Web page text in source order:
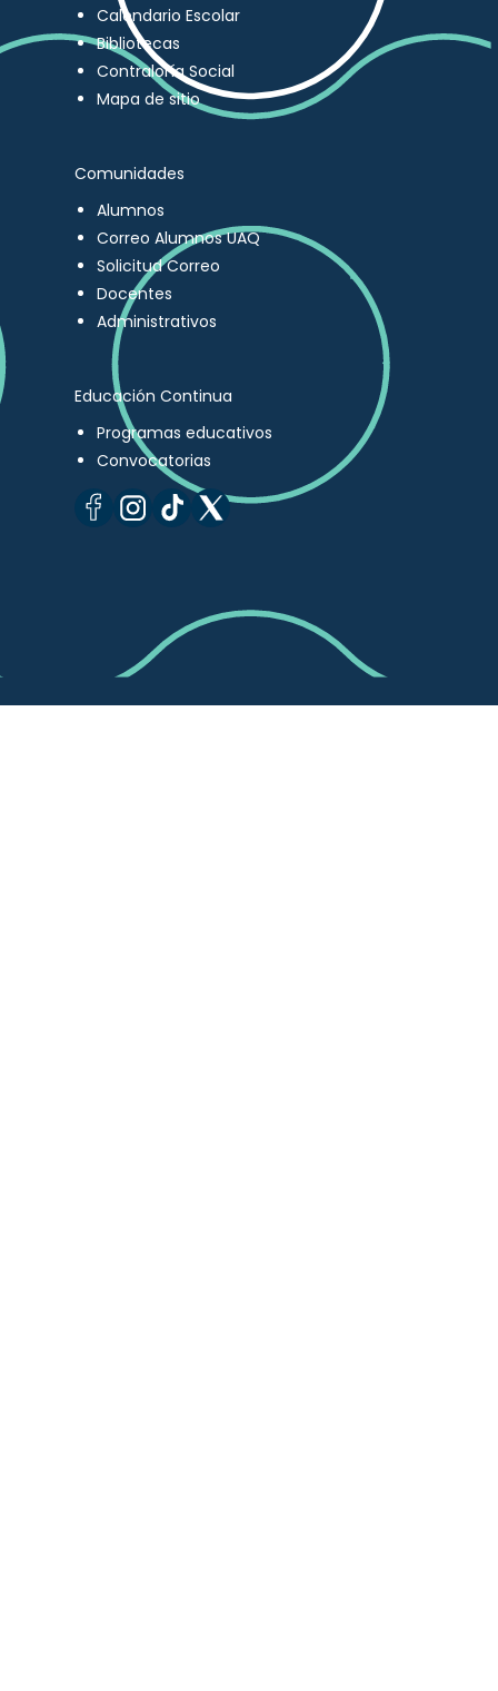
Calendario Escolar
Bibliotecas
Contraloría Social
Mapa de sitio
Comunidades
Alumnos
Correo Alumnos UAQ
Solicitud Correo
Docentes
Administrativos
Educación Continua
Programas educativos
Convocatorias